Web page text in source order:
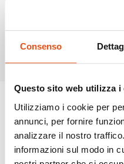
Consenso
Questo sito web utilizza i
Utilizziamo i cookie per
annunci, per fornire
analizzare il nostro
informazioni sul modo in